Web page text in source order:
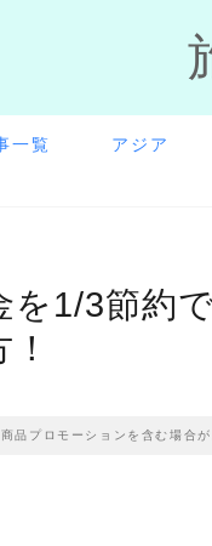
一覧 アジア
を1/3節約
品プロモーションを含む場合